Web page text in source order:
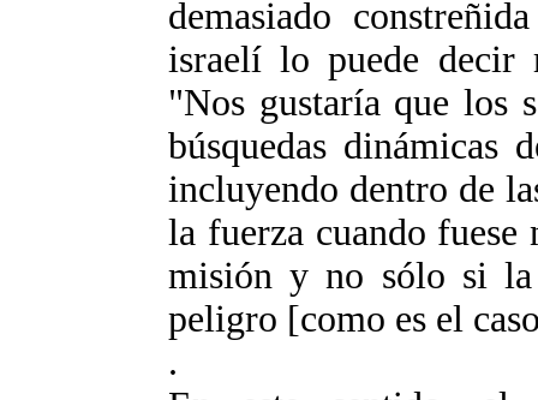
demasiado
israelí lo puede decir
"Nos gustaría que los
búsquedas dinámicas
incluyendo dentro de
la fuerza cuando fuese
misión y no sólo si la
peligro [como es el
.